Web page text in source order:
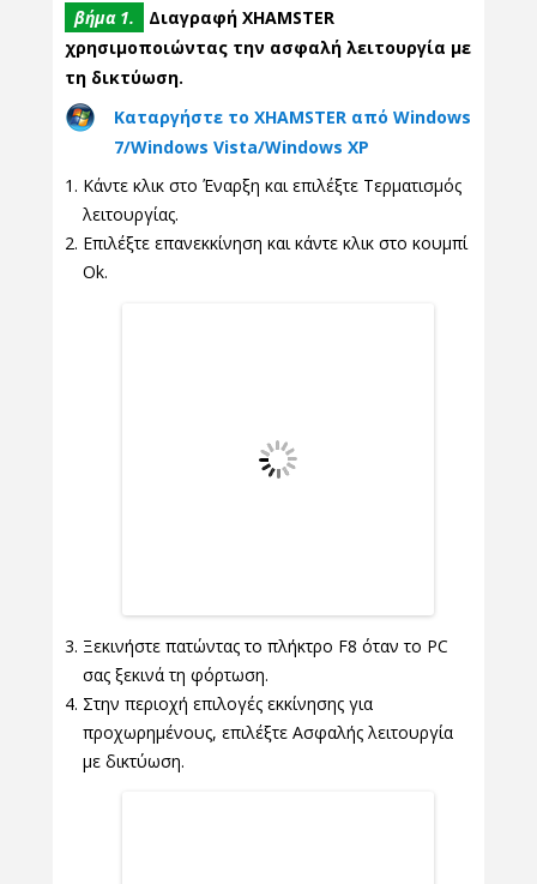
βήμα 1.
Διαγραφή XHAMSTER
χρησιμοποιώντας την ασφαλή λειτουργία με
τη δικτύωση.
Καταργήστε το XHAMSTER από Windows
7/Windows Vista/Windows XP
Κάντε κλικ στο Έναρξη και επιλέξτε Τερματισμός
λειτουργίας.
Επιλέξτε επανεκκίνηση και κάντε κλικ στο κουμπί
Ok.
Ξεκινήστε πατώντας το πλήκτρο F8 όταν το PC
σας ξεκινά τη φόρτωση.
Στην περιοχή επιλογές εκκίνησης για
προχωρημένους, επιλέξτε Ασφαλής λειτουργία
με δικτύωση.